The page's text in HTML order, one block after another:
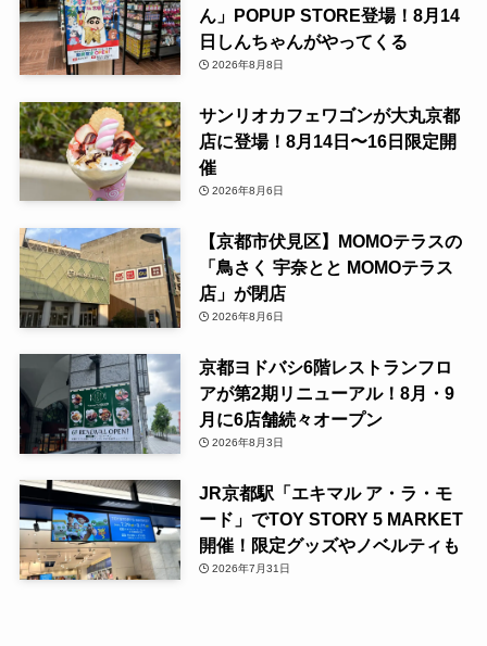
ん」POPUP STORE登場！8月14
日しんちゃんがやってくる
2026年8月8日
サンリオカフェワゴンが大丸京都
店に登場！8月14日〜16日限定開
催
2026年8月6日
【京都市伏見区】MOMOテラスの
「鳥さく 宇奈とと MOMOテラス
店」が閉店
2026年8月6日
京都ヨドバシ6階レストランフロ
アが第2期リニューアル！8月・9
月に6店舗続々オープン
2026年8月3日
JR京都駅「エキマル ア・ラ・モ
ード」でTOY STORY 5 MARKET
開催！限定グッズやノベルティも
2026年7月31日